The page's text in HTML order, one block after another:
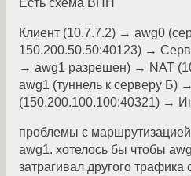
Клиент (10.7.7.2) → awg0
150.200.50.50:40123) →
→ awg1 разрешен) → NAT
awg1 (туннель к серверу Б)
(150.200.100.100:40321) →
проблемы с
awg1. хотелось бы чтобы
затрагивал другого